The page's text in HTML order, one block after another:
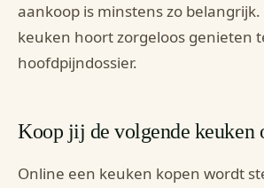
aankoop is minstens zo
keuken hoort zorgeloos genieten
hoofdpijndossier.
Koop jij de volgende keuken
Online een keuken kopen wordt